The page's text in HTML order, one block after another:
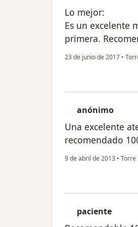
Lo mejor:
Es un excelente
primera.
23 de junio de 2017 •
anónimo
Una excelente
recomendado
9 de abril de 2013 • Torre
paciente